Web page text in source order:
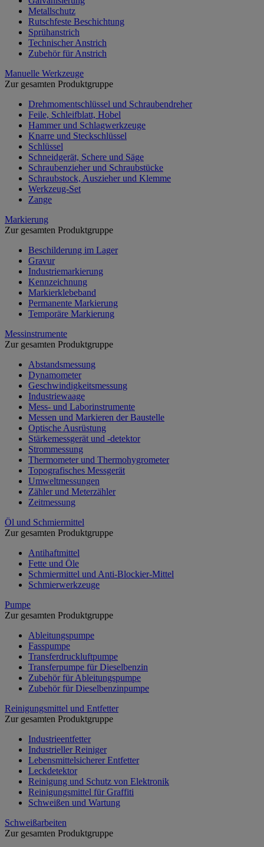
Metallschutz
Rutschfeste Beschichtung
Sprühanstrich
Technischer Anstrich
Zubehör für Anstrich
Manuelle Werkzeuge
Zur gesamten Produktgruppe
Drehmomentschlüssel und Schraubendreher
Feile, Schleifblatt, Hobel
Hammer und Schlagwerkzeuge
Knarre und Steckschlüssel
Schlüssel
Schneidgerät, Schere und Säge
Schraubenzieher und Schraubstücke
Schraubstock, Auszieher und Klemme
Werkzeug-Set
Zange
Markierung
Zur gesamten Produktgruppe
Beschilderung im Lager
Gravur
Industriemarkierung
Kennzeichnung
Markierklebeband
Permanente Markierung
Temporäre Markierung
Messinstrumente
Zur gesamten Produktgruppe
Abstandsmessung
Dynamometer
Geschwindigkeitsmessung
Industriewaage
Mess- und Laborinstrumente
Messen und Markieren der Baustelle
Optische Ausrüstung
Stärkemessgerät und -detektor
Strommessung
Thermometer und Thermohygrometer
Topografisches Messgerät
Umweltmessungen
Zähler und Meterzähler
Zeitmessung
Öl und Schmiermittel
Zur gesamten Produktgruppe
Antihaftmittel
Fette und Öle
Schmiermittel und Anti-Blockier-Mittel
Schmierwerkzeuge
Pumpe
Zur gesamten Produktgruppe
Ableitungspumpe
Fasspumpe
Transferdruckluftpumpe
Transferpumpe für Dieselbenzin
Zubehör für Ableitungspumpe
Zubehör für Dieselbenzinpumpe
Reinigungsmittel und Entfetter
Zur gesamten Produktgruppe
Industrieentfetter
Industrieller Reiniger
Lebensmittelsicherer Entfetter
Leckdetektor
Reinigung und Schutz von Elektronik
Reinigungsmittel für Graffiti
Schweißen und Wartung
Schweißarbeiten
Zur gesamten Produktgruppe